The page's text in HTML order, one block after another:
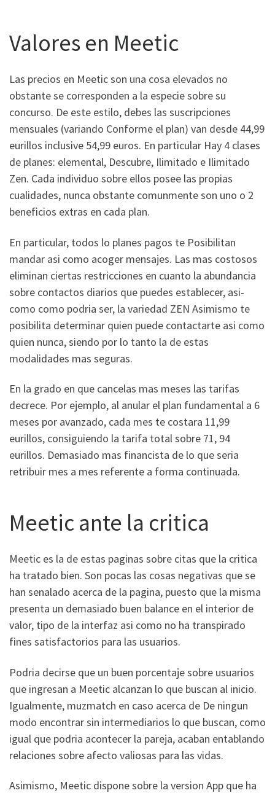
Valores en Meetic
Las precios en Meetic son una cosa elevados no
obstante se corresponden a la especie sobre su
concurso. De este estilo, debes las suscripciones
mensuales (variando Conforme el plan) van desde 44,99
eurillos inclusive 54,99 euros. En particular Hay 4 clases
de planes: elemental, Descubre, Ilimitado e Ilimitado
Zen. Cada individuo sobre ellos posee las propias
cualidades, nunca obstante comunmente son uno o 2
beneficios extras en cada plan.
En particular, todos lo planes pagos te Posibilitan
mandar asi­ como acoger mensajes. Las mas costosos
eliminan ciertas restricciones en cuanto la abundancia
sobre contactos diarios que puedes establecer, asi­
como como podri­a ser, la variedad ZEN Asimismo te
posibilita determinar quien puede contactarte asi­ como
quien nunca, siendo por lo tanto la de estas
modalidades mas seguras.
En la grado en que cancelas mas meses las tarifas
decrece. Por ejemplo, al anular el plan fundamental a 6
meses por avanzado, cada mes te costara 11,99
eurillos, consiguiendo la tarifa total sobre 71, 94
eurillos. Demasiado mas financista de lo que seri­a
retribuir mes a mes referente a forma continuada.
Meetic ante la critica
Meetic es la de estas paginas sobre citas que la critica
ha tratado bien. Son pocas las cosas negativas que se
han senalado acerca de la pagina, puesto que la misma
presenta un demasiado buen balance en el interior de
valor, tipo de la interfaz asi­ como no ha transpirado
fines satisfactorios para las usuarios.
Podria decirse que un buen porcentaje sobre usuarios
que ingresan a Meetic alcanzan lo que buscan al inicio.
Igualmente, muzmatch en caso acerca de De ningun
modo encontrar sin intermediarios lo que buscan, como
igual que podri­a acontecer la pareja, acaban entablando
relaciones sobre afecto valiosas para las vidas.
Asimismo, Meetic dispone sobre la version App que ha